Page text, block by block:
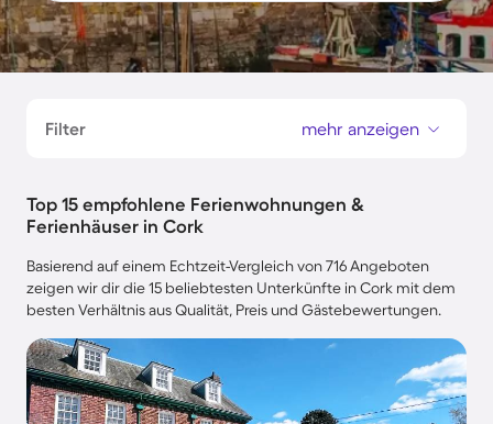
Filter mehr anzeigen
Top 15 empfohlene Ferienwohnungen &
Ferienhäuser in Cork
Basierend auf einem Echtzeit-Vergleich von 716 Angeboten
zeigen wir dir die 15 beliebtesten Unterkünfte in Cork mit dem
besten Verhältnis aus Qualität, Preis und Gästebewertungen.